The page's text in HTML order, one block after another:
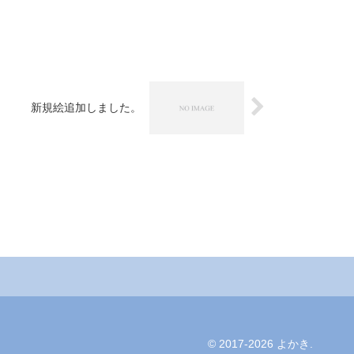
新規絵追加しました。
© 2017-2026 よかき.